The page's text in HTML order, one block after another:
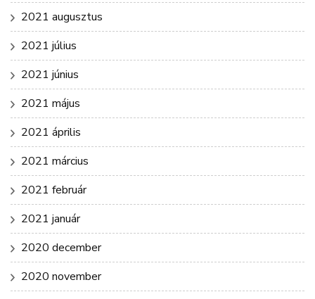
2021 augusztus
2021 július
2021 június
2021 május
2021 április
2021 március
2021 február
2021 január
2020 december
2020 november